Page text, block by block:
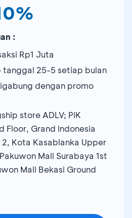
:
Rp1 Juta
tanggal 25-5 setiap bulan
dengan promo
store ADLV; PIK
Floor, Grand Indonesia
2, Kota Kasablanka Upper
Mall Surabaya 1st
Mall Bekasi Ground